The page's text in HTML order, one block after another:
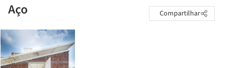
Aço Compartilhar